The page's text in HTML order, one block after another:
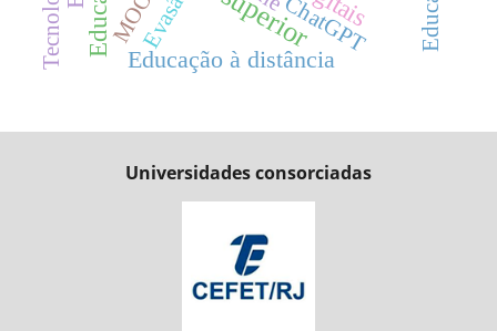
Educação à distância
Evasão ChatGPT
Universidades consorciadas